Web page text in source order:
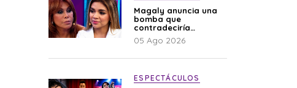
Magaly anuncia una
bomba que
contradeciría
comunicado de La
Bella Luz: “Hay un
05 Ago 2026
ESPECTÁCULOS